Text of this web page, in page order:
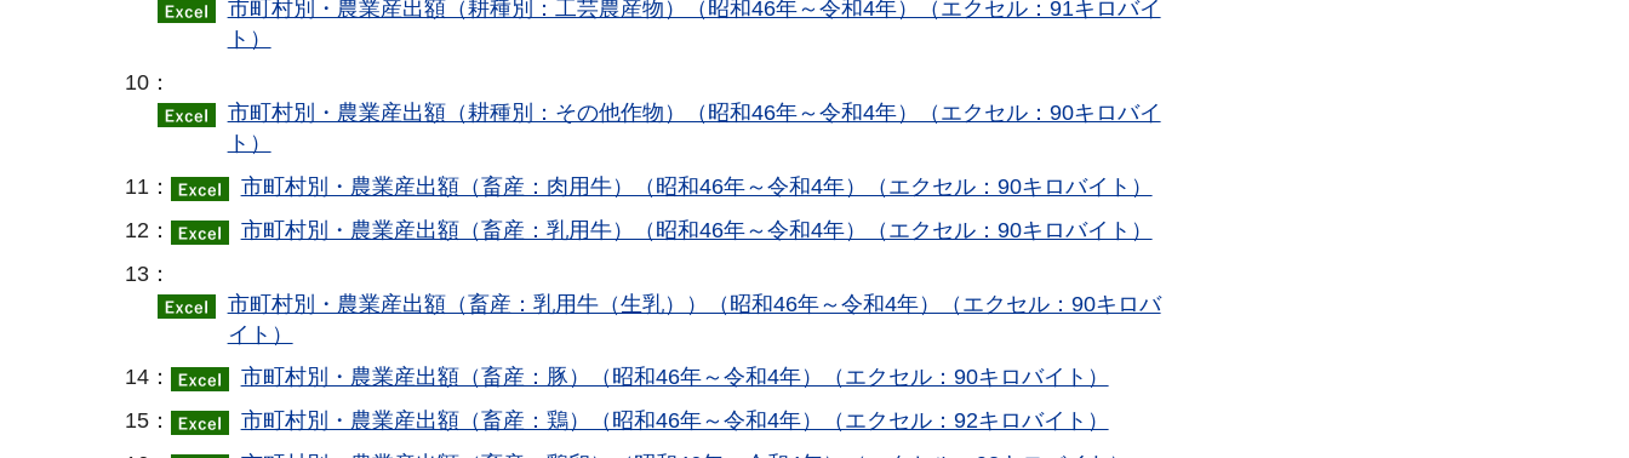
市町村別・農業産出額（耕種別：工芸農産物）（昭和46年～令和4年）（エクセル：91キロバイ
ト）
10：
市町村別・農業産出額（耕種別：その他作物）（昭和46年～令和4年）（エクセル：90キロバイ
ト）
11：
市町村別・農業産出額（畜産：肉用牛）（昭和46年～令和4年）（エクセル：90キロバイト）
12：
市町村別・農業産出額（畜産：乳用牛）（昭和46年～令和4年）（エクセル：90キロバイト）
13：
市町村別・農業産出額（畜産：乳用牛（生乳））（昭和46年～令和4年）（エクセル：90キロバ
イト）
14：
市町村別・農業産出額（畜産：豚）（昭和46年～令和4年）（エクセル：90キロバイト）
15：
市町村別・農業産出額（畜産：鶏）（昭和46年～令和4年）（エクセル：92キロバイト）